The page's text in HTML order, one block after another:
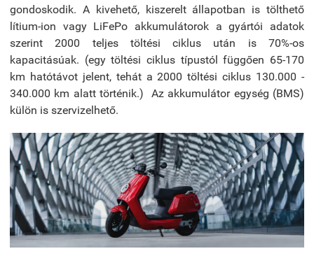
gondoskodik. A kivehető, kiszerelt állapotban is tölthető
lítium-ion vagy LiFePo akkumulátorok a gyártói adatok
szerint 2000 teljes töltési ciklus után is 70%-os
kapacitásúak. (egy töltési ciklus típustól függően 65-170
km hatótávot jelent, tehát a 2000 töltési ciklus 130.000 -
340.000 km alatt történik.)
Az akkumulátor egység (BMS)
külön is szervizelhető.